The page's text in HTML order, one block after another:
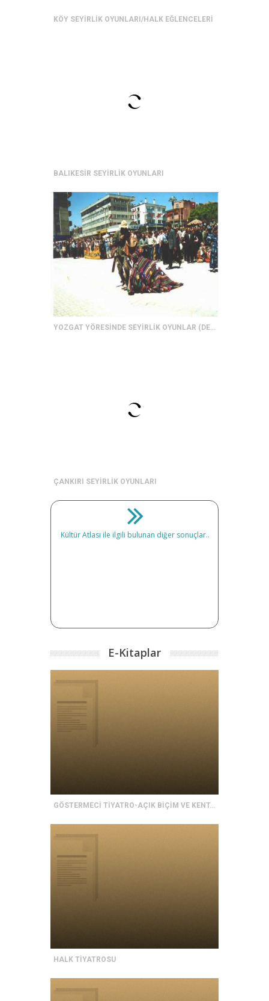
KÖY SEYİRLİK OYUNLARI/HALK EĞLENCELERİ
BALIKESİR SEYİRLİK OYUNLARI
YOZGAT YÖRESİNDE SEYİRLİK OYUNLAR (DEVECİ OYUNU)
ÇANKIRI SEYİRLİK OYUNLARI
Kültür Atlası ile ilgili bulunan diğer sonuçlar..
E-Kitaplar
GÖSTERMECİ TİYATRO-AÇIK BİÇİM VE KENT-KÖY TİYATROSU GELENEĞİMİZİ OLUŞTURAN TÜRLER ARASINDAKİ BENZERLİKLER
HALK TİYATROSU